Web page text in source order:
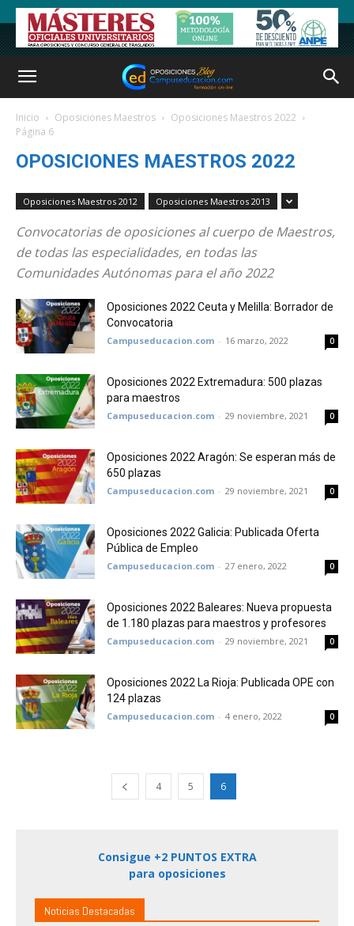
Inicio Oposiciones Maestros
Oposiciones Maestros 2022
Página 6
OPOSICIONES MAESTROS 2022
Oposiciones Maestros 2012 Oposiciones Maestros 2013
Convocatorias de oposiciones al cuerpo de Maestros,
de todas las especialidades, en todas las
Comunidades Autónomas para el año 2022
Oposiciones 2022 Ceuta y Melilla: Borrador de
Convocatoria
Campuseducacion.com - 16 marzo, 2022 0
Oposiciones 2022 Extremadura: 500 plazas
para maestros
Campuseducacion.com - 29 noviembre, 2021 0
Oposiciones 2022 Aragón: Se esperan más de
650 plazas
Campuseducacion.com - 29 noviembre, 2021 0
Oposiciones 2022 Galicia: Publicada Oferta
Pública de Empleo
Campuseducacion.com - 27 enero, 2022 0
Oposiciones 2022 Baleares: Nueva propuesta
de 1.180 plazas para maestros y profesores
Campuseducacion.com - 29 noviembre, 2021 0
Oposiciones 2022 La Rioja: Publicada OPE con
124 plazas
Campuseducacion.com - 4 enero, 2022 0
4 5 6
Consigue +2 PUNTOS EXTRA
para oposiciones
Noticias Destacadas